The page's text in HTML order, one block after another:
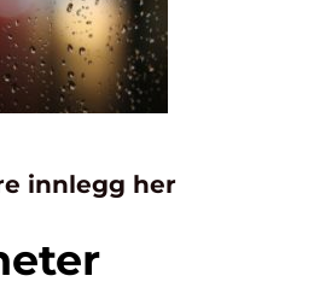
innlegg her